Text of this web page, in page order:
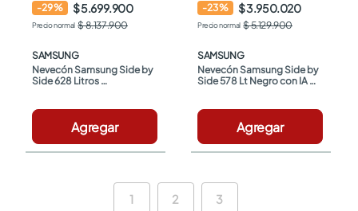
-29% $ 5.699.900
$ 8.137.900
SAMSUNG
Nevecón Samsung Side by
Side 628 Litros
Agregar
-23% $ 3.950.020
$ 5.129.900
SAMSUNG
Nevecón Samsung Side by
Side 578 Lt Negro con IA
Agregar
1 2 3